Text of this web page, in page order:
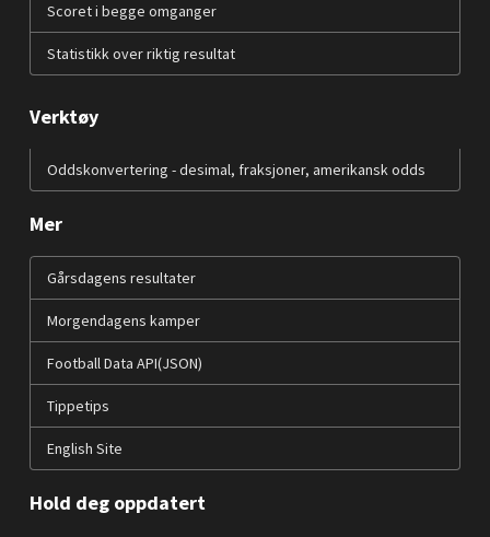
Scoret i begge omganger
Statistikk over riktig resultat
Verktøy
Oddskonvertering - desimal, fraksjoner, amerikansk odds
Mer
Gårsdagens resultater
Morgendagens kamper
Football Data API(JSON)
Tippetips
English Site
Hold deg oppdatert